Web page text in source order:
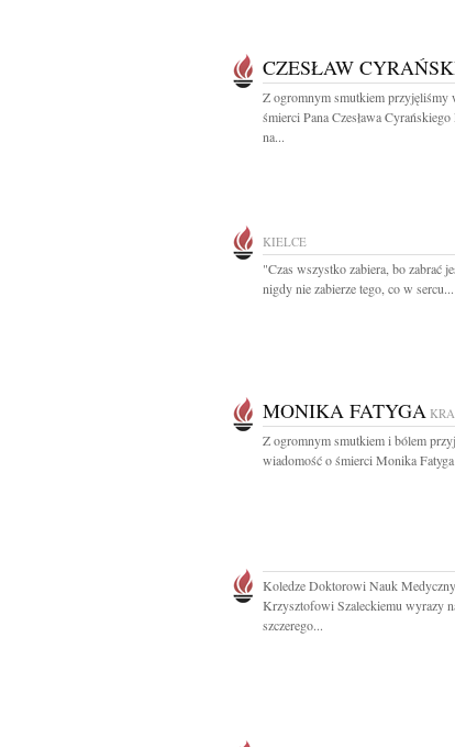
CZESŁAW
Z ogromnym smutkiem przyjęliśmy
śmierci Pana Czesława
na...
KIELCE
"Czas wszystko zabiera, bo zabrać
nigdy nie zabierze tego, co w sercu...
MONIKA FATYGA
Z ogromnym smutkiem i bólem
wiadomość o śmierci Monika
Koledze Doktorowi Nauk
Krzysztofowi Szaleckiemu wyrazy
szczerego...